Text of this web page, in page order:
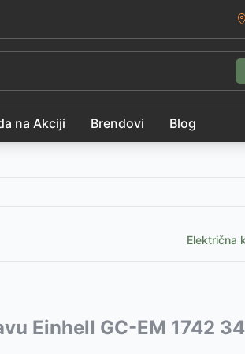
na Akciji Brendovi Blog
Električna
Einhell GC-EM 1742